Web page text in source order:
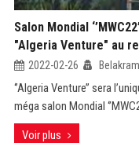
Salon Mondial
"Algeria Venture" au
2022-02-26
‘’Algeria Venture’’ sera
méga salon Mondial
Voir plus